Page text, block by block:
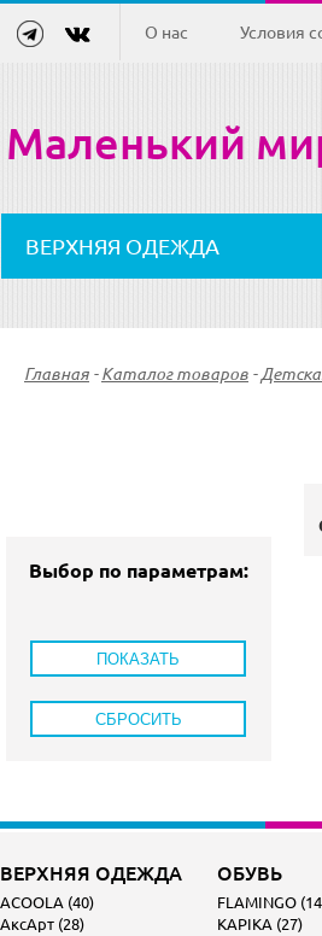
О нас Условия
Маленький
ВЕРХНЯЯ ОДЕЖДА
Главная - Каталог товаров -
Выбор по параметрам:
ВЕРХНЯЯ ОДЕЖДА
ACOOLA (40)
АксАрт (28)
ОБУВЬ
FLAMINGO
KAPIKA (27)